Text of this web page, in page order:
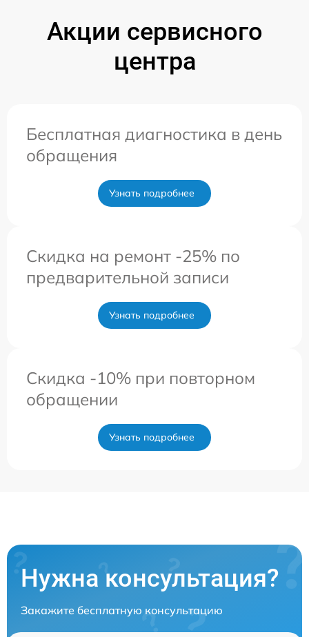
Акции сервисного
центра
Бесплатная диагностика в день
обращения
Узнать подробнее
Скидка на ремонт -25% по
предварительной записи
Узнать подробнее
Скидка -10% при повторном
обращении
Узнать подробнее
Нужна консультация?
Закажите бесплатную консультацию